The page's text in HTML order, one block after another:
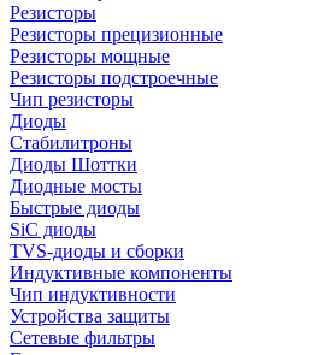
Резисторы
Резисторы прецизионные
Резисторы мощные
Резисторы подстроечные
Чип резисторы
Диоды
Стабилитроны
Диоды Шоттки
Диодные мосты
Быстрые диоды
SiC диоды
TVS-диоды и сборки
Индуктивные компоненты
Чип индуктивности
Устройства защиты
Сетевые фильтры